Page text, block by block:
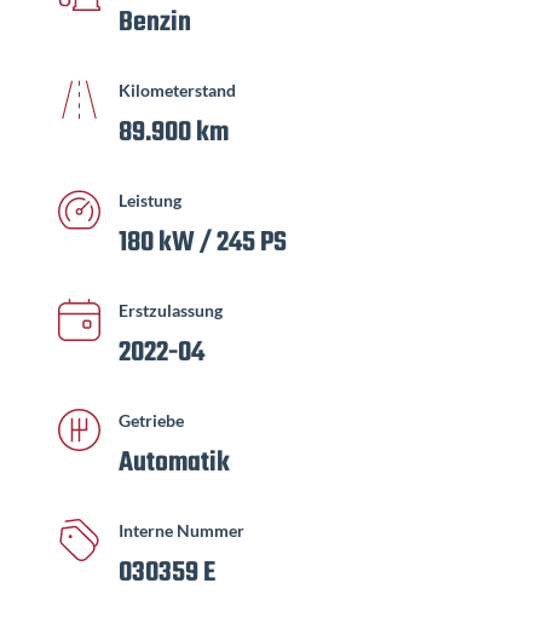
Benzin
Kilometerstand
89.900 km
Leistung
180 kW / 245 PS
Erstzulassung
2022-04
Getriebe
Automatik
Interne Nummer
030359 E